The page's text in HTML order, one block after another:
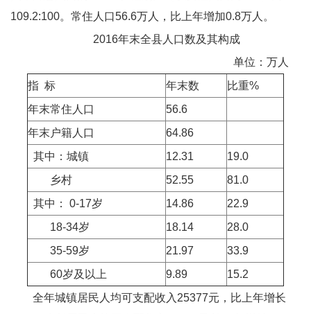
109.2:100。常住人口56.6万人，比上年增加0.8万人。
2016年末全县人口数及其构成
单位：万人
指 标
年末数
比重%
年末常住人口
56.6
年末户籍人口
64.86
其中：城镇
12.31
19.0
乡村
52.55
81.0
其中： 0-17岁
14.86
22.9
18-34岁
18.14
28.0
35-59岁
21.97
33.9
60岁及以上
9.89
15.2
全年城镇居民人均可支配收入25377元，比上年增长